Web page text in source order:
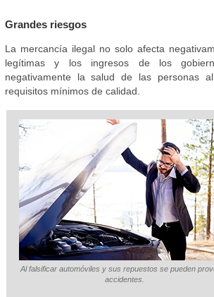
Grandes riesgos
La mercancía ilegal no solo afecta
legítimas y los ingresos de los
negativamente la salud de las personas
requisitos mínimos de calidad.
Al falsificar automóviles y sus repuestos se pueden
accidentes.